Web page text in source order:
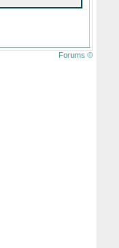
Forums ©